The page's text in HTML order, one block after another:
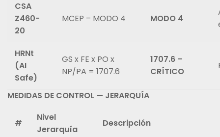
CSA
Z460-
20
MCEP – MODO 4 MODO 4
HRNt
(AI
Safe)
GS x FE x PO x
NP/PA = 1707.6
1707.6 –
CRÍTICO
MEDIDAS DE CONTROL — JERARQUÍA
#
Nivel
Jerarquía
Descripción